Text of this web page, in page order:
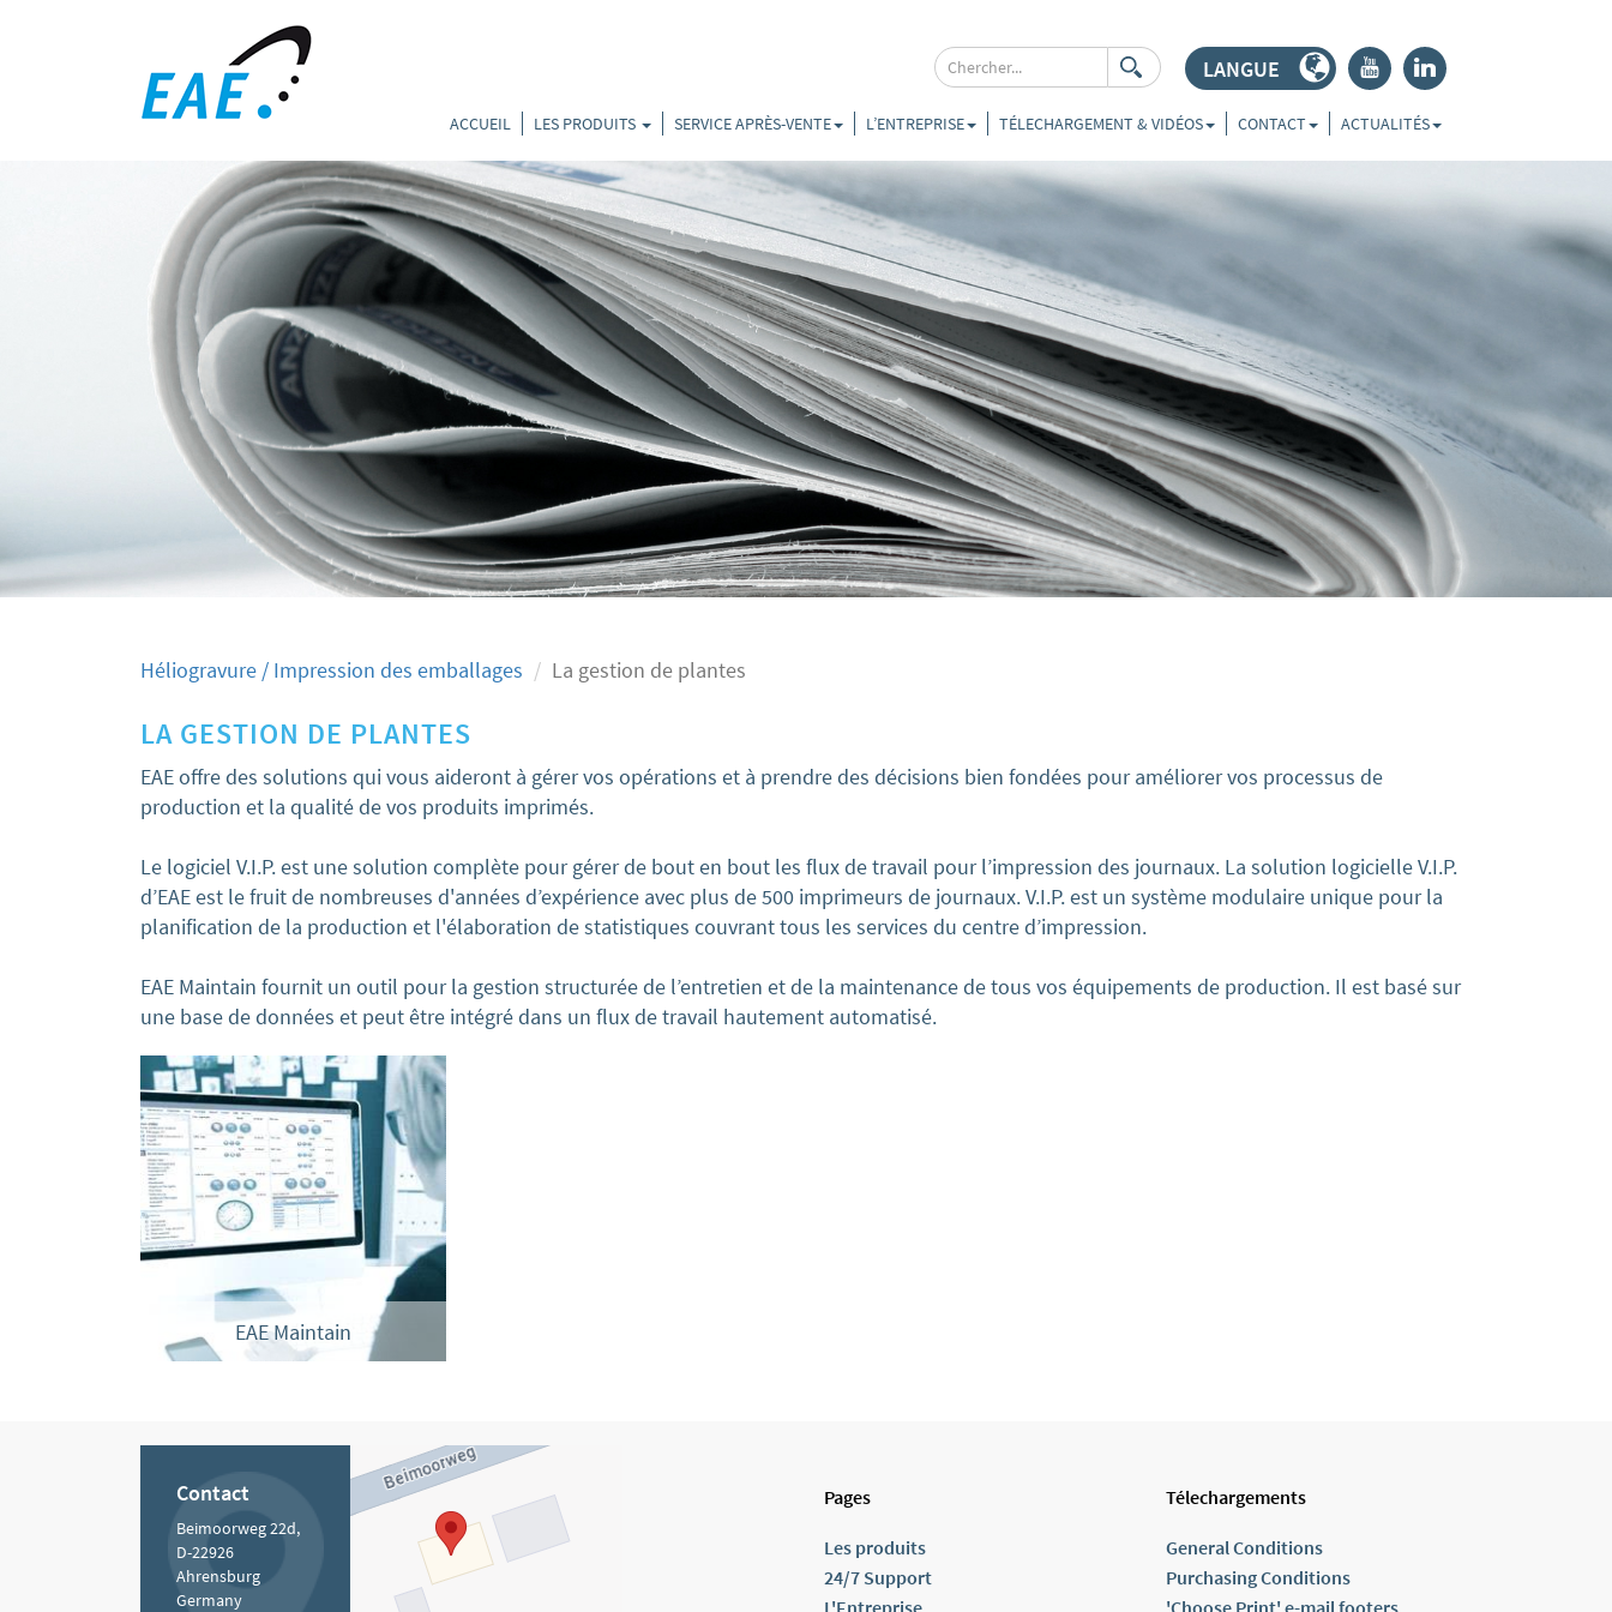
j
r
LANGUE
ACCUEIL LES PRODUITS SERVICE APRÈS-VENTE L’ENTREPRISE TÉLECHARGEMENT & VIDÉOS CONTACT ACTUALITÉS
Héliogravure / Impression des emballages La gestion de plantes
LA GESTION DE PLANTES
EAE offre des solutions qui vous aideront à gérer vos opérations et à prendre des décisions bien fondées pour améliorer vos processus de
production et la qualité de vos produits imprimés.
Le logiciel V.I.P. est une solution complète pour gérer de bout en bout les flux de travail pour l’impression des journaux. La solution logicielle V.I.P.
d’EAE est le fruit de nombreuses d'années d’expérience avec plus de 500 imprimeurs de journaux. V.I.P. est un système modulaire unique pour la
planification de la production et l'élaboration de statistiques couvrant tous les services du centre d’impression.
EAE Maintain fournit un outil pour la gestion structurée de l’entretien et de la maintenance de tous vos équipements de production. Il est basé sur
une base de données et peut être intégré dans un flux de travail hautement automatisé.
EAE Maintain
Contact
Beimoorweg 22d,
D-22926
Ahrensburg
Germany
Pages
Les produits
24/7 Support
L'Entreprise
Télechargements
General Conditions
Purchasing Conditions
'Choose Print' e-mail footers